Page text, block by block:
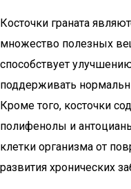
Косточки граната
множество полезных
способствует
поддерживать
Кроме того, косточки
полифенолы и
клетки организма от
развития хронических